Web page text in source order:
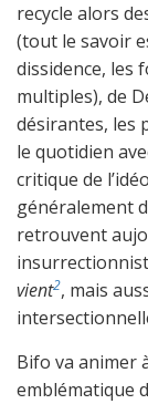
recycle alors
(tout le savoir
dissidence, les
multiples), de
désirantes, les
le quotidien
critique de
généralement
retrouvent
vient2, mais
Bifo va animer
emblématique